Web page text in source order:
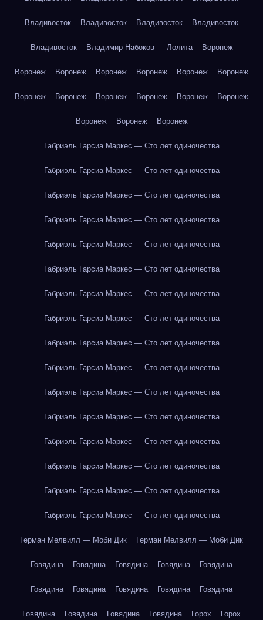
Владивосток Владивосток Владивосток Владивосток
Владивосток Владимир Набоков — Лолита Воронеж
Воронеж Воронеж Воронеж Воронеж Воронеж Воронеж
Воронеж Воронеж Воронеж Воронеж Воронеж Воронеж
Воронеж Воронеж Воронеж
Габриэль Гарсиа Маркес — Сто лет одиночества
Габриэль Гарсиа Маркес — Сто лет одиночества
Габриэль Гарсиа Маркес — Сто лет одиночества
Габриэль Гарсиа Маркес — Сто лет одиночества
Габриэль Гарсиа Маркес — Сто лет одиночества
Габриэль Гарсиа Маркес — Сто лет одиночества
Габриэль Гарсиа Маркес — Сто лет одиночества
Габриэль Гарсиа Маркес — Сто лет одиночества
Габриэль Гарсиа Маркес — Сто лет одиночества
Габриэль Гарсиа Маркес — Сто лет одиночества
Габриэль Гарсиа Маркес — Сто лет одиночества
Габриэль Гарсиа Маркес — Сто лет одиночества
Габриэль Гарсиа Маркес — Сто лет одиночества
Габриэль Гарсиа Маркес — Сто лет одиночества
Габриэль Гарсиа Маркес — Сто лет одиночества
Габриэль Гарсиа Маркес — Сто лет одиночества
Герман Мелвилл — Моби Дик Герман Мелвилл — Моби Дик
Говядина Говядина Говядина Говядина Говядина
Говядина Говядина Говядина Говядина Говядина
Говядина Говядина Говядина Говядина Горох Горох